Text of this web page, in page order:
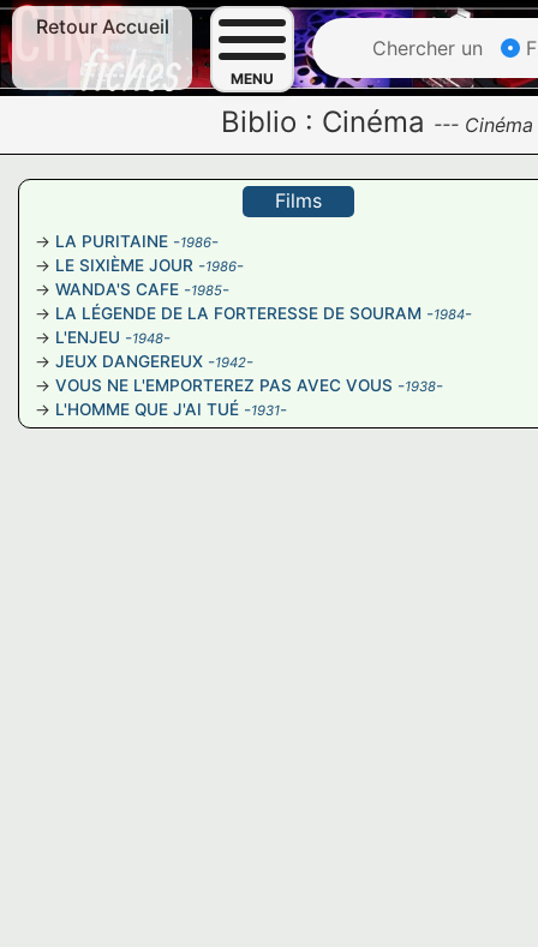
Retour Accueil
MENU
Chercher un
Biblio : Cinéma --- Cinéma
Films
LA PURITAINE -1986-
LE SIXIÈME JOUR -1986-
WANDA'S CAFE -1985-
LA LÉGENDE DE LA FORTERESSE DE SOURAM -1984-
L'ENJEU -1948-
JEUX DANGEREUX -1942-
VOUS NE L'EMPORTEREZ PAS AVEC VOUS -1938-
L'HOMME QUE J'AI TUÉ -1931-